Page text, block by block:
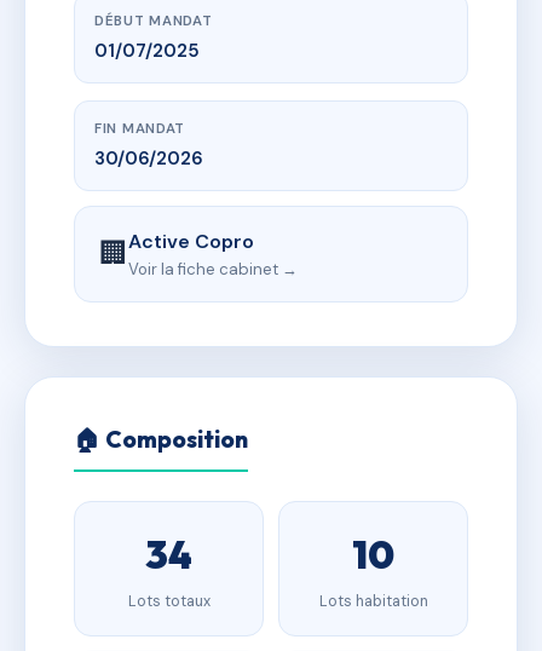
DÉBUT MANDAT
01/07/2025
FIN MANDAT
30/06/2026
🏢Active Copro
Voir la fiche cabinet →
🏠 Composition
34
Lots totaux
10
Lots habitation